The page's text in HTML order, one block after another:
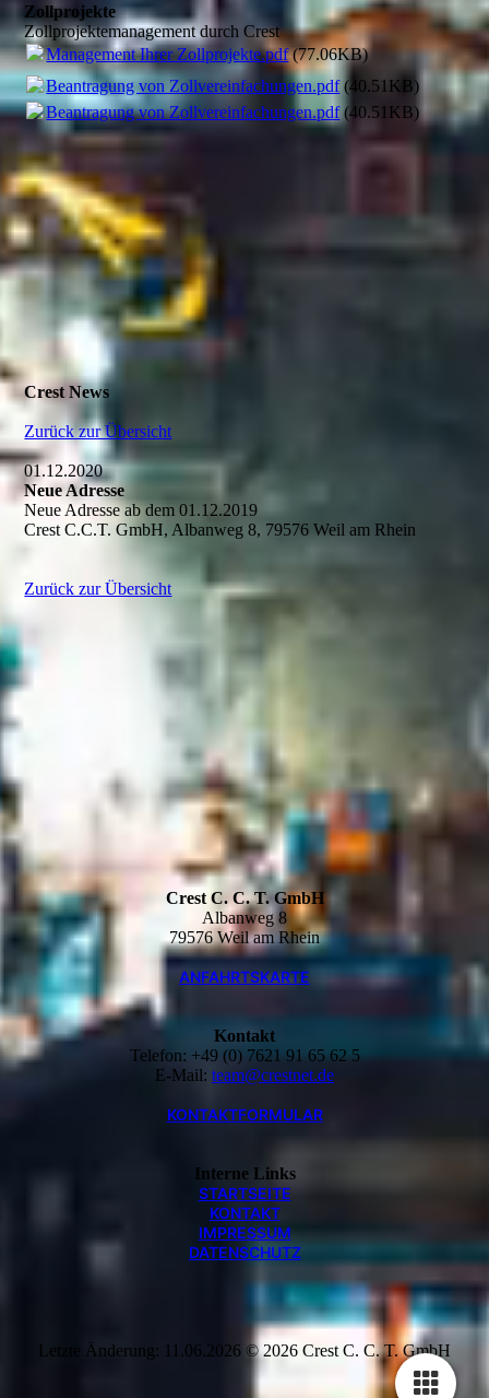
Zollprojekte
Zollprojektemanagement durch Crest
Management Ihrer Zollprojekte.pdf(77.06KB)
Beantragung von Zollvereinfachungen.pdf(40.51KB)
Beantragung von Zollvereinfachungen.pdf(40.51KB)
Crest News
Zurück zur Übersicht
01.12.2020
Neue Adresse
Neue Adresse ab dem 01.12.2019
Crest C.C.T. GmbH, Albanweg 8, 79576 Weil am Rhein
Zurück zur Übersicht
Crest C. C. T. GmbH
Albanweg 8
79576 Weil am Rhein
ANFAHRTSKARTE
Kontakt
Telefon: +49 (0) 7621 91 65 62 5
E-Mail: team@crestnet.de
KONTAKTFORMULAR
Interne Links
STARTSEITE
KONTAKT
IMPRESSUM
DATENSCHUTZ
Letzte Änderung: 11.06.2026 © 2026 Crest C. C. T. GmbH